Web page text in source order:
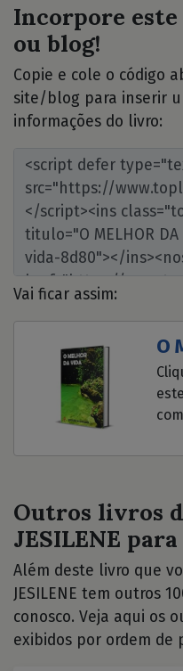
Incorpore
ou blog!
Copie e cole o código
site/blog para inserir
informações do livro:
Vai ficar assim:
O
Outros livros
JESILENE
Além deste livro que
JESILENE tem outros
conosco. Veja aqui os
exibidos por ordem de